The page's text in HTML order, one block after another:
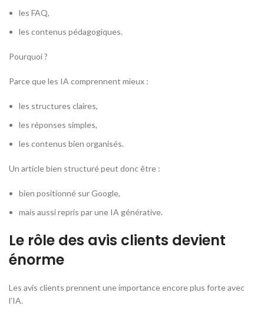
les FAQ,
les contenus pédagogiques.
Pourquoi ?
Parce que les IA comprennent mieux :
les structures claires,
les réponses simples,
les contenus bien organisés.
Un article bien structuré peut donc être :
bien positionné sur Google,
mais aussi repris par une IA générative.
Le rôle des avis clients devient
énorme
Les avis clients prennent une importance encore plus forte avec
l’IA.